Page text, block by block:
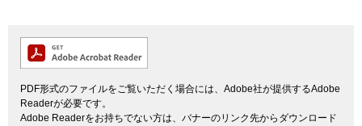
PDF形式のファイルをご覧いただく場合には、Adobe社が提供するAdobe
Readerが必要です。
Adobe Readerをお持ちでない方は、バナーのリンク先からダウンロード